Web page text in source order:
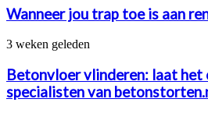
trap
toe
is
renovatie
Wanneer jou trap toe is aan
Betonvloer
laat
het
over
3 weken geleden
Betonvloer vlinderen: laat het
specialisten van